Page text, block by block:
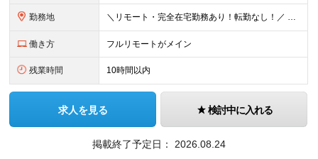
勤務地 ＼リモート・完全在宅勤務あり！転勤なし！／ 【47都道府県の好きな地域で働けます☆】 ★リモート・フルリモートも選択可能です！ └将来的には「お気に入りのカフェでテレワーク」 「日本全国、旅をしなが
働き方 フルリモートがメイン
残業時間 10時間以内
求人を見る 検討中に入れる
掲載終了予定日： 2026.08.24